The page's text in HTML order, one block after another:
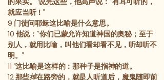
就应当听！”
9 门徒问耶稣这比喻是什么意思。
10 他说：“你们已蒙允许知道神国的奥秘；至于
别人，就用比喻，叫他们看却看不见，听却听不
明。”
11 “这比喻是这样的：那种子是指神的道。
12那些掉在路旁的，就是人听道后，魔鬼随即前